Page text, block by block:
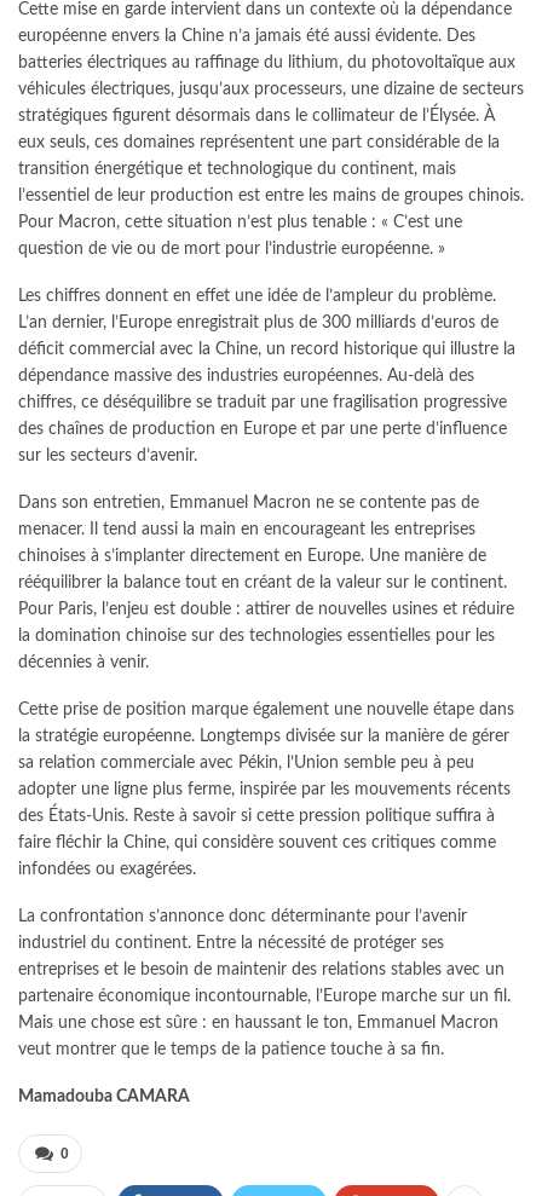
Cette mise en garde intervient dans un contexte où la dépendance
européenne envers la Chine n’a jamais été aussi évidente. Des
batteries électriques au raffinage du lithium, du photovoltaïque aux
véhicules électriques, jusqu’aux processeurs, une dizaine de secteurs
stratégiques figurent désormais dans le collimateur de l’Élysée. À
eux seuls, ces domaines représentent une part considérable de la
transition énergétique et technologique du continent, mais
l’essentiel de leur production est entre les mains de groupes chinois.
Pour Macron, cette situation n’est plus tenable : « C’est une
question de vie ou de mort pour l’industrie européenne. »
Les chiffres donnent en effet une idée de l’ampleur du problème.
L’an dernier, l’Europe enregistrait plus de 300 milliards d’euros de
déficit commercial avec la Chine, un record historique qui illustre la
dépendance massive des industries européennes. Au-delà des
chiffres, ce déséquilibre se traduit par une fragilisation progressive
des chaînes de production en Europe et par une perte d’influence
sur les secteurs d’avenir.
Dans son entretien, Emmanuel Macron ne se contente pas de
menacer. Il tend aussi la main en encourageant les entreprises
chinoises à s’implanter directement en Europe. Une manière de
rééquilibrer la balance tout en créant de la valeur sur le continent.
Pour Paris, l’enjeu est double : attirer de nouvelles usines et réduire
la domination chinoise sur des technologies essentielles pour les
décennies à venir.
Cette prise de position marque également une nouvelle étape dans
la stratégie européenne. Longtemps divisée sur la manière de gérer
sa relation commerciale avec Pékin, l’Union semble peu à peu
adopter une ligne plus ferme, inspirée par les mouvements récents
des États-Unis. Reste à savoir si cette pression politique suffira à
faire fléchir la Chine, qui considère souvent ces critiques comme
infondées ou exagérées.
La confrontation s’annonce donc déterminante pour l’avenir
industriel du continent. Entre la nécessité de protéger ses
entreprises et le besoin de maintenir des relations stables avec un
partenaire économique incontournable, l’Europe marche sur un fil.
Mais une chose est sûre : en haussant le ton, Emmanuel Macron
veut montrer que le temps de la patience touche à sa fin.
Mamadouba CAMARA
0